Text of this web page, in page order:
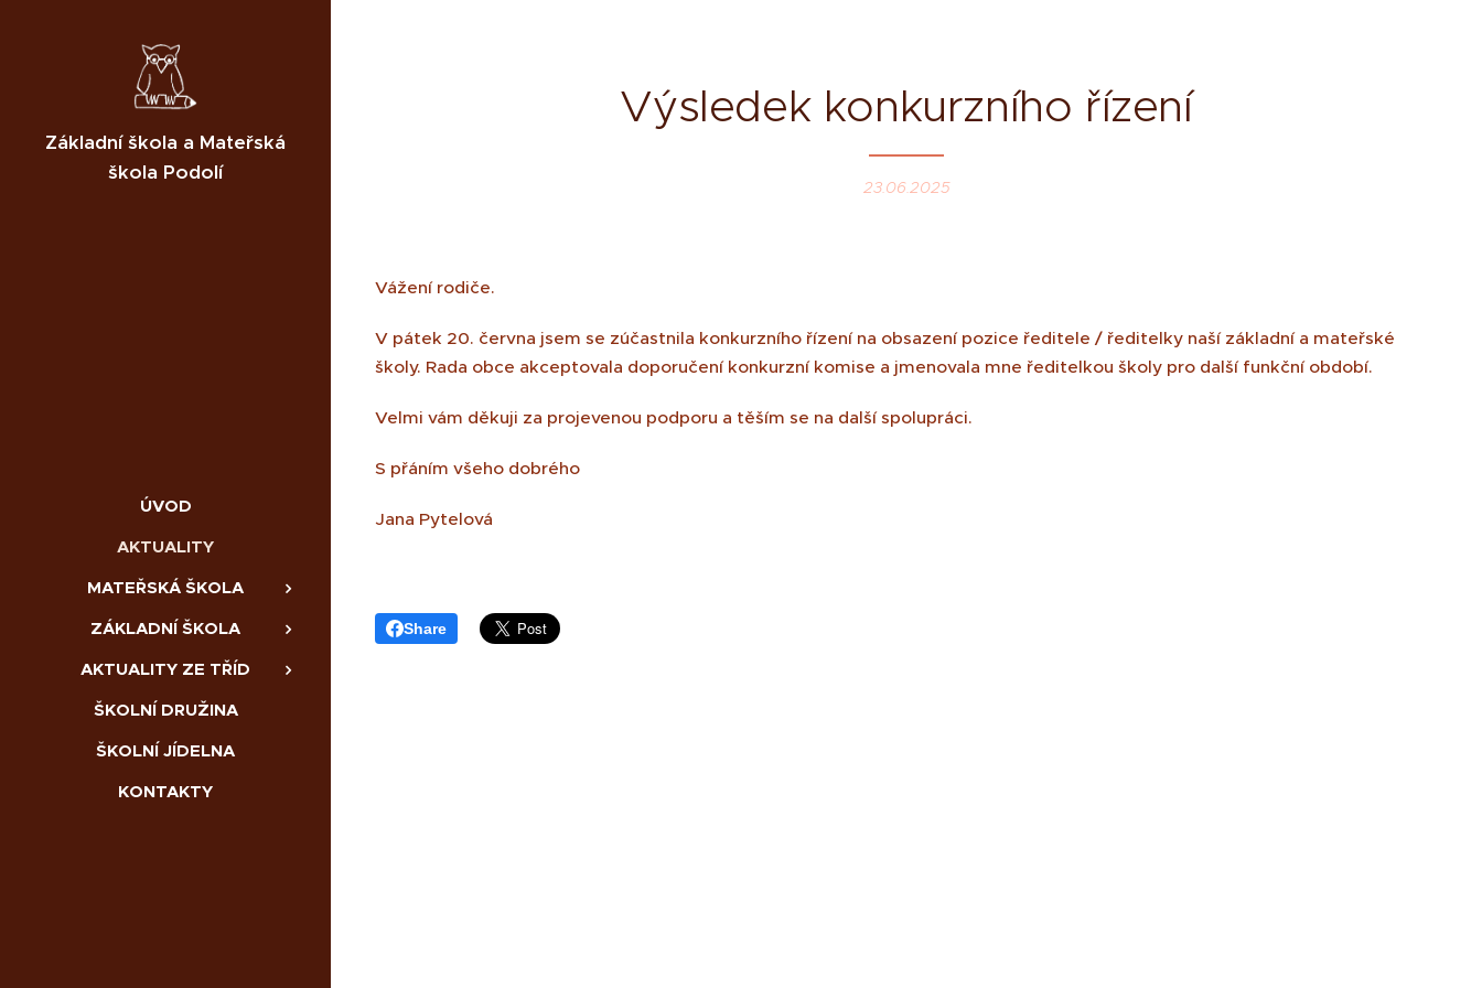
Základní škola a Mateřská
škola Podolí
ÚVOD
AKTUALITY
MATEŘSKÁ ŠKOLA
ZÁKLADNÍ ŠKOLA
AKTUALITY ZE TŘÍD
ŠKOLNÍ DRUŽINA
ŠKOLNÍ JÍDELNA
KONTAKTY
Výsledek konkurzního řízení
23.06.2025
Vážení rodiče.
V pátek 20. června jsem se zúčastnila konkurzního řízení na obsazení pozice ředitele / ředitelky naší základní a mateřské
školy. Rada obce akceptovala doporučení konkurzní komise a jmenovala mne ředitelkou školy pro další funkční období.
Velmi vám děkuji za projevenou podporu a těším se na další spolupráci.
S přáním všeho dobrého
Jana Pytelová
Share